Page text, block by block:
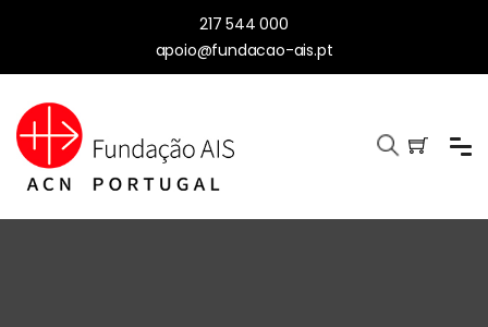
217 544 000
apoio@fundacao-ais.pt